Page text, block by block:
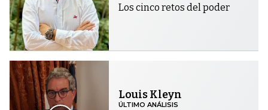
Los cinco retos del poder
Louis Kleyn
ÚLTIMO ANÁLISIS